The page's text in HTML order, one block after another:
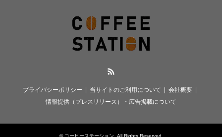
プライバシーポリシー 当サイトのご利用について
会社概要
情報提供（プレスリリース）・広告掲載について
© コーヒーステーション . All Rights Reserved.